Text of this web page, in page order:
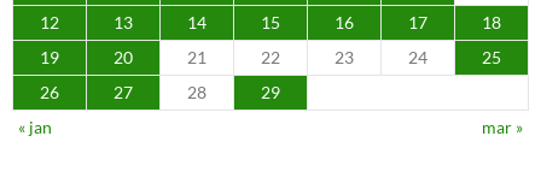
12
13 14 15 16 17
18
19
20 21 22 23 24
25
26
27 28
29
« jan
mar »